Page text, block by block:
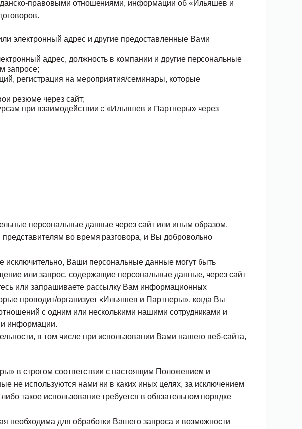
правовыми отношениями, информации об «Ильяшев и
электронный адрес и другие предоставленные Вами
адрес, должность в компании и другие персональные
запросе;
регистрация на мероприятия/семинары, которые
резюме через сайт;
при взаимодействии с «Ильяшев и Партнеры» через
персональные данные через сайт или иным образом.
во время разговора, и Вы добровольно
исключительно, Ваши персональные данные могут быть
или запрос, содержащие персональные данные, через сайт
или запрашиваете рассылку Вам информационных
проводит/организует «Ильяшев и Партнеры», когда Вы
с одним или несколькими нашими сотрудниками и
информации.
в том числе при использовании Вами нашего веб-сайта,
в строгом соответствии с настоящим Положением и
не используются нами ни в каких иных целях, за исключением
такое использование требуется в обязательном порядке
необходима для обработки Вашего запроса и возможности